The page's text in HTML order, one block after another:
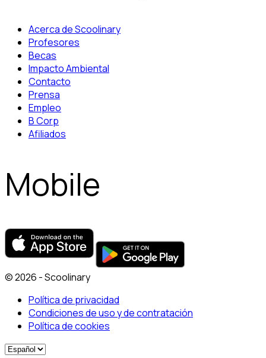
Acerca de Scoolinary
Profesores
Becas
Impacto Ambiental
Contacto
Prensa
Empleo
B Corp
Afiliados
Mobile
© 2026 - Scoolinary
Política de privacidad
Condiciones de uso y de contratación
Política de cookies